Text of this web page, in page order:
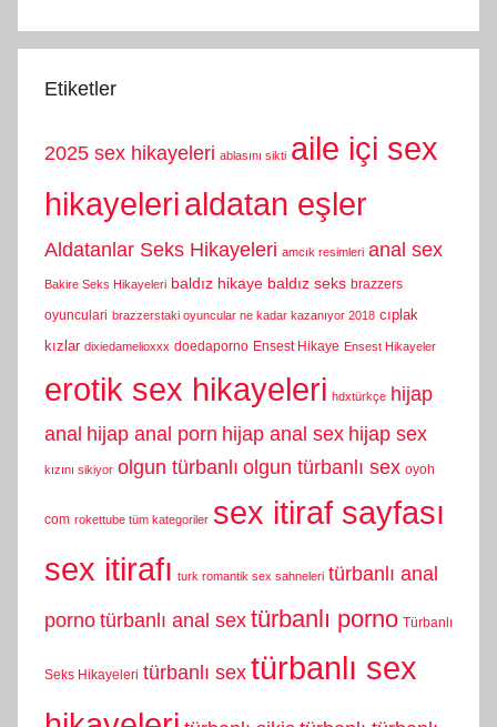
Etiketler
2025 sex hikayeleri ablasını sikti aile içi sex
hikayelerialdatan eşler
Aldatanlar Seks Hikayeleri amcık resimleri anal sex
Bakire Seks Hikayeleri baldız hikaye baldız seks brazzers
oyunculari brazzerstaki oyuncular ne kadar kazanıyor 2018 cıplak
kızlar dixiedamelioxxx doedaporno Ensest Hikaye Ensest Hikayeler
erotik sex hikayeleri hdxtürkçe hijap
anal hijap anal porn hijap anal sex hijap sex
kızını sikiyor olgun türbanlı olgun türbanlı sex oyoh
com rokettube tüm kategoriler sex itiraf sayfası
sex itirafı turk romantik sex sahneleri türbanlı anal
porno türbanlı anal sex türbanlı porno Türbanlı
Seks Hikayeleri türbanlı sex türbanlı sex